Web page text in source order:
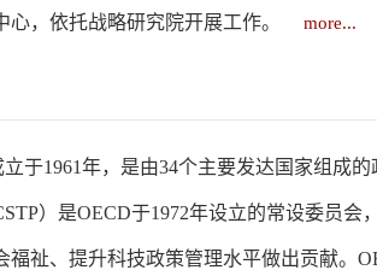
，依托战略研究院开展工作。 more...
于1961年，是由34个主要发达国家组成
）是OECD于1972年设立的常设委员
福祉、提升科技政策管理水平做出贡献。